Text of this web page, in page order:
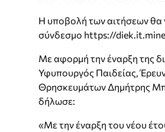
Η υποβολή των αιτήσεων θα
σύνδεσμο https://
Με αφορμή την έναρξη της
Υφυπουργός Παιδείας,
Θρησκευμάτων Δημήτρης
δήλωσε:
«Με την έναρξη του νέου